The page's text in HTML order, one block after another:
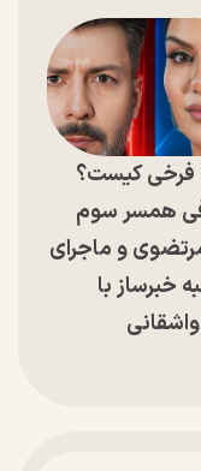
فرخی کیست؟
همسر سوم
و ماجرای
خبرساز با